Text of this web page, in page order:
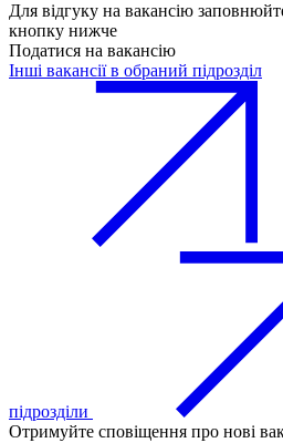
Для відгуку на вакансію
кнопку нижче
Податися на вакансію
Інші вакансії в обраний підрозділ
підрозділи
Отримуйте сповіщення про нові